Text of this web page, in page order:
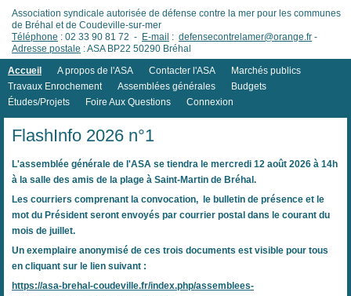
Association syndicale autorisée de défense contre la mer pour les communes
de Bréhal et de Coudeville-sur-mer
Téléphone : 02 33 90 81 72 - E-mail : defensecontrelamer@orange.fr -
Adresse postale : ASA BP22 50290 Bréhal
Accueil
A propos de l'ASA Contacter l'ASA
Marchés publics
Travaux Enrochement
Assemblées générales
Budgets
Études/Projets
Foire Aux Questions Connexion
FlashInfo 2026 n°1
L'assemblée générale de l'ASA se tiendra le mercredi 12 août 2026 à 14h
à la salle des amis de la plage à Saint-Martin de Bréhal.
Les courriers comprenant la convocation, le bulletin de présence et le
mot du Président seront envoyés par courrier postal dans le courant du
mois de juillet.
Un exemplaire anonymisé de ces trois documents est visible pour tous
en cliquant sur le lien suivant :
https://asa-brehal-coudeville.fr/index.php/assemblees-